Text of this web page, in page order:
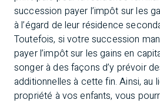
succession payer l’impôt sur les
à l’égard de leur résidence
Toutefois, si votre succession
payer l’impôt sur les gains en
songer à des façons d’y prévoir
additionnelles à cette fin. Ainsi, au
propriété à vos enfants, vous